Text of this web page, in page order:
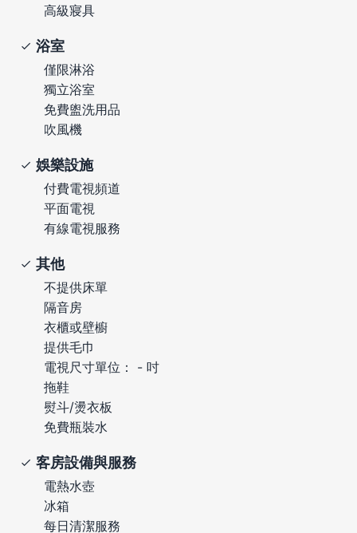
高級寢具
浴室
僅限淋浴
獨立浴室
免費盥洗用品
吹風機
娛樂設施
付費電視頻道
平面電視
有線電視服務
其他
不提供床單
隔音房
衣櫃或壁櫥
提供毛巾
電視尺寸單位： - 吋
拖鞋
熨斗/燙衣板
免費瓶裝水
客房設備與服務
電熱水壺
冰箱
每日清潔服務